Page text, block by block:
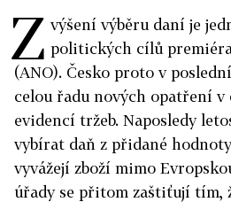
Z výšení výběru daní je
politických cílů
(ANO). Česko proto v
celou řadu nových opatření
evidencí tržeb. Naposledy
vybírat daň z přidané
vyvážejí zboží mimo
úřady se přitom zaštiťují tím,